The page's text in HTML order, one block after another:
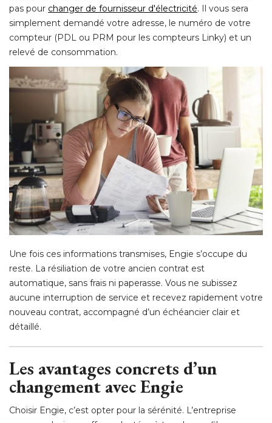
pas pour changer de fournisseur d'électricité. Il vous sera
simplement demandé votre adresse, le numéro de votre
compteur (PDL ou PRM pour les compteurs Linky) et un
relevé de consommation.
Une fois ces informations transmises, Engie s’occupe du
reste. La résiliation de votre ancien contrat est
automatique, sans frais ni paperasse. Vous ne subissez
aucune interruption de service et recevez rapidement votre
nouveau contrat, accompagné d’un échéancier clair et
détaillé.
Les avantages concrets d’un
changement avec Engie
Choisir Engie, c’est opter pour la sérénité. L’entreprise